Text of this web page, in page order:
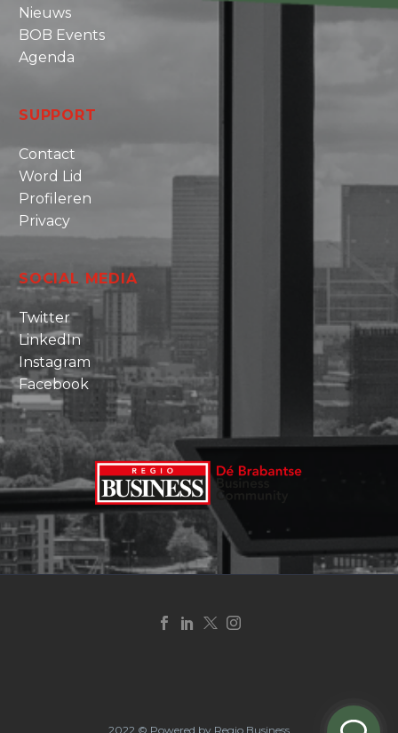
Nieuws
BOB Events
Agenda
SUPPORT
Contact
Word Lid
Profileren
Privacy
SOCIAL MEDIA
Twitter
LinkedIn
Instagram
Facebook
2022 © Powered by Regio Business